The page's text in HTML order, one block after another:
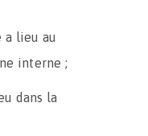
a lieu au
interne ;
dans la